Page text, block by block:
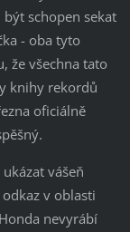
schopen sekat
- oba tyto
že všechna tato
knihy rekordů
oficiálně
vášeň
v oblasti
nevyrábí